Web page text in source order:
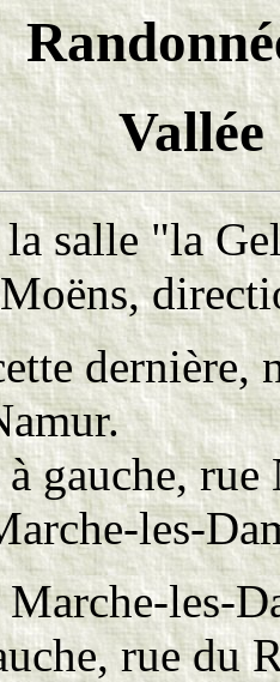
Vallée
salle "la
dernière,
gauche,
les-
les-
rue du